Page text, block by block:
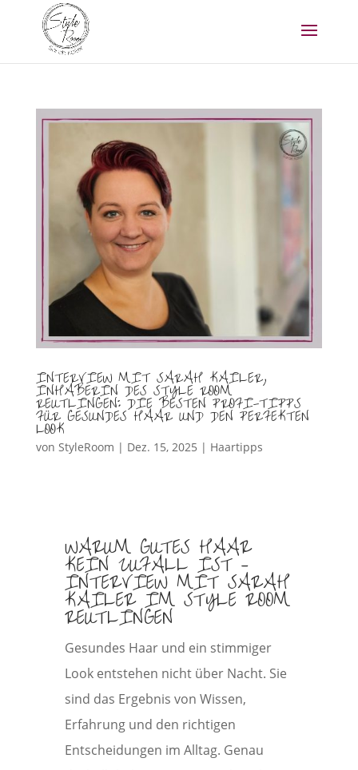
INTERVIEW MIT SARAH KAILER,
INHABERIN DES STYLE ROOM
REUTLINGEN: DIE BESTEN PROFI-TIPPS
FÜR GESUNDES HAAR UND DEN PERFEKTEN
LOOK
von StyleRoom | Dez. 15, 2025 | Haartipps
WARUM GUTES HAAR
KEIN ZUFALL IST –
INTERVIEW MIT SARAH
KAILER IM STYLE ROOM
REUTLINGEN
Gesundes Haar und ein stimmiger
Look entstehen nicht über Nacht. Sie
sind das Ergebnis von Wissen,
Erfahrung und den richtigen
Entscheidungen im Alltag. Genau